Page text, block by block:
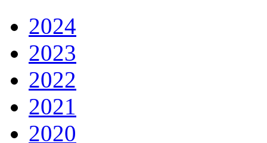
2024
2023
2022
2021
2020